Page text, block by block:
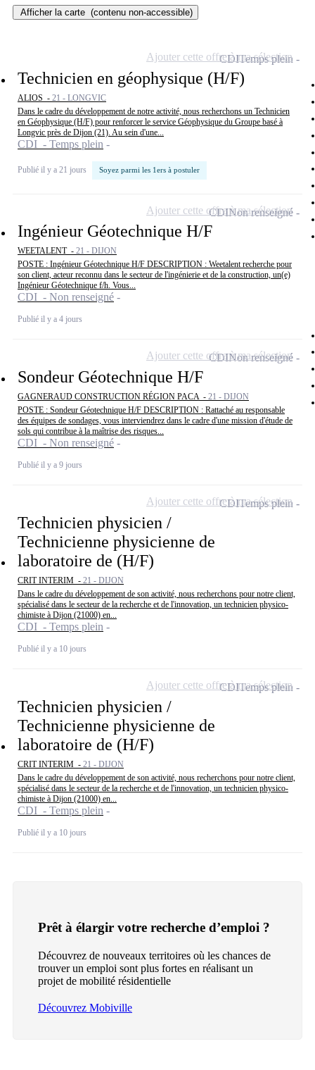
Afficher la carte (contenu non-accessible)
Technicien en géophysique (H/F)
ALIOS - 21 - LONGVIC
Dans le cadre du développement de notre activité, nous recherchons un Technicien
en Géophysique (H/F) pour renforcer le service Géophysique du Groupe basé à
Longvic près de Dijon (21). Au sein d'une...
CDI - Temps plein
Publié il y a 21 jours Soyez parmi les 1ers à postuler
CDITemps plein
Ajouter cette offre à ma sélection
Ingénieur Géotechnique H/F
WEETALENT - 21 - DIJON
POSTE : Ingénieur Géotechnique H/F DESCRIPTION : Weetalent recherche pour
son client, acteur reconnu dans le secteur de l'ingénierie et de la construction, un(e)
Ingénieur Géotechnique f/h. Vous...
CDI - Non renseigné
Publié il y a 4 jours
CDINon renseigné
Ajouter cette offre à ma sélection
Sondeur Géotechnique H/F
GAGNERAUD CONSTRUCTION RÉGION PACA - 21 - DIJON
POSTE : Sondeur Géotechnique H/F DESCRIPTION : Rattaché au responsable
des équipes de sondages, vous interviendrez dans le cadre d'une mission d'étude de
sols qui contribue à la maîtrise des risques...
CDI - Non renseigné
Publié il y a 9 jours
CDINon renseigné
Ajouter cette offre à ma sélection
Technicien physicien /
Technicienne physicienne de
laboratoire de (H/F)
CRIT INTERIM - 21 - DIJON
Dans le cadre du développement de son activité, nous recherchons pour notre client,
spécialisé dans le secteur de la recherche et de l'innovation, un technicien physico-
chimiste à Dijon (21000) en...
CDI - Temps plein
Publié il y a 10 jours
CDITemps plein
Ajouter cette offre à ma sélection
Technicien physicien /
Technicienne physicienne de
laboratoire de (H/F)
CRIT INTERIM - 21 - DIJON
Dans le cadre du développement de son activité, nous recherchons pour notre client,
spécialisé dans le secteur de la recherche et de l'innovation, un technicien physico-
chimiste à Dijon (21000) en...
CDI - Temps plein
Publié il y a 10 jours
CDITemps plein
Ajouter cette offre à ma sélection
Prêt à élargir votre recherche d’emploi ?
Découvrez de nouveaux territoires où les chances de
trouver un emploi sont plus fortes en réalisant un
projet de mobilité résidentielle
Découvrez Mobiville